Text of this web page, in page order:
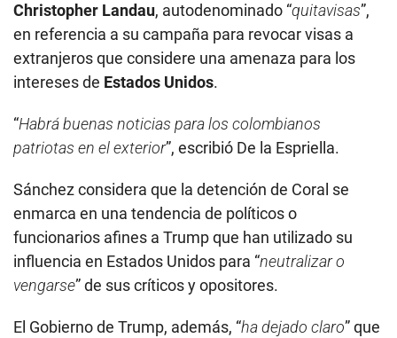
Christopher Landau, autodenominado “quitavisas”,
en referencia a su campaña para revocar visas a
extranjeros que considere una amenaza para los
intereses de Estados Unidos.
“Habrá buenas noticias para los colombianos
patriotas en el exterior”, escribió De la Espriella.
Sánchez considera que la detención de Coral se
enmarca en una tendencia de políticos o
funcionarios afines a Trump que han utilizado su
influencia en Estados Unidos para “neutralizar o
vengarse” de sus críticos y opositores.
El Gobierno de Trump, además, “ha dejado claro” que